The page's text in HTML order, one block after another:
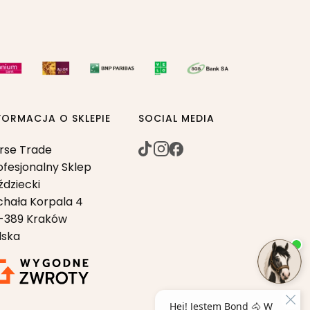
O SKLEPIE
Trade
Sklep
Korpala 4
Kraków
SOCIAL MEDIA